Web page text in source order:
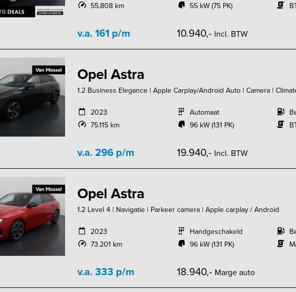
55.808 km
55 kW (75 PK)
v.a. 161 p/m 10.940,- Incl. BTW
Opel Astra
1.2 Business Elegance | Apple Carplay/Android Auto | Camera |
2023
75.115 km
Automaat
96 kW (131 PK)
v.a. 296 p/m 19.940,- Incl. BTW
Opel Astra
1.2 Level 4 | Navigatie | Parkeer camera | Apple carplay / Android
2023
73.201 km
Handgeschakeld
96 kW (131 PK)
v.a. 333 p/m 18.940,- Marge auto